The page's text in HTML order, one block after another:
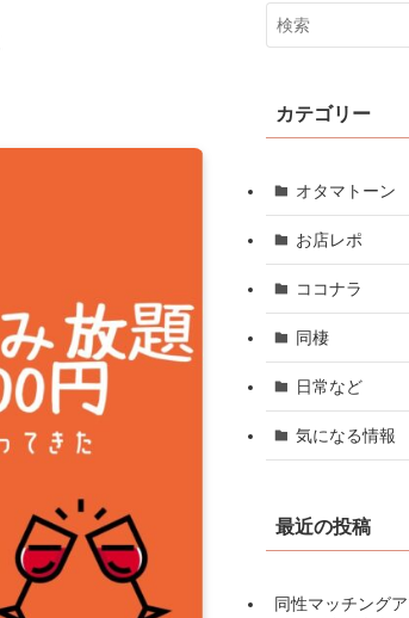
カテゴリー
オタマトーン
お店レポ
ココナラ
同棲
日常など
気になる情報
最近の投稿
同性マッチング